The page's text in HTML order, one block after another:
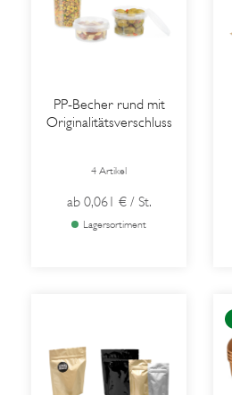
PP-Becher rund mit
Originalitätsverschluss
4 Artikel
ab 0,061 € / St.
Lagersortiment